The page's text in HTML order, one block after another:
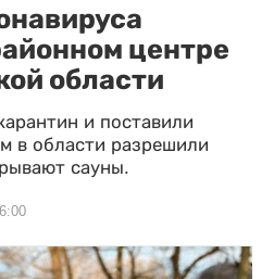
центре
области
и поставили
в области разрешили
сауны.